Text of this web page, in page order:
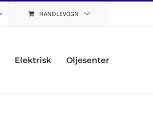
HANDLEVOGN
Elektrisk Oljesenter